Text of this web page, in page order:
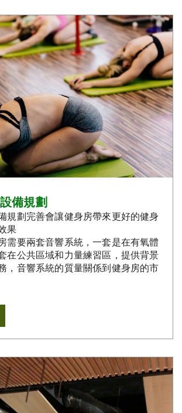
備規劃
規劃完善會讓健身房帶來更好的健身
果
需要兩套音響系統，一套是在有氧體
在公共區域和力量練習區，提供背景
，音響系統的質量關係到健身房的市